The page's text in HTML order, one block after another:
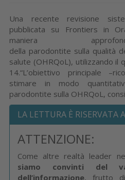
Una recente revisione
pubblicata su Frontiers in
maniera
della parodontite sulla qualità
salute (OHRQoL), utilizzando il
14.“L’obiettivo principale
stimare in modo
parodontite sulla OHRQoL,
LA LETTURA È RISERVATA
ATTENZIONE:
Come altre realtà leader
siamo convinti del
dell’informazione, frutto